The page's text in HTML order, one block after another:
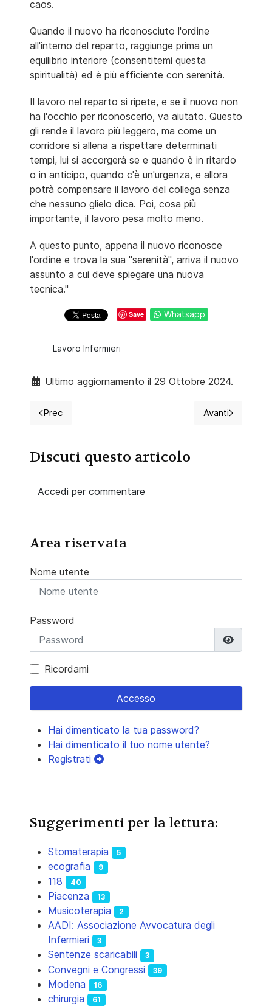
caos.
Quando il nuovo ha riconosciuto l'ordine
all'interno del reparto, raggiunge prima un
equilibrio interiore (consentitemi questa
spiritualità) ed è più efficiente con serenità.
Il lavoro nel reparto si ripete, e se il nuovo non
ha l'occhio per riconoscerlo, va aiutato. Questo
gli rende il lavoro più leggero, ma come un
corridore si allena a rispettare determinati
tempi, lui si accorgerà se e quando è in ritardo
o in anticipo, quando c'è un'urgenza, e allora
potrà compensare il lavoro del collega senza
che nessuno glielo dica. Poi, cosa più
importante, il lavoro pesa molto meno.
A questo punto, appena il nuovo riconosce
l'ordine e trova la sua "serenità", arriva il nuovo
assunto a cui deve spiegare una nuova
tecnica."
Save Whatsapp
Lavoro Infermieri
Ultimo aggiornamento il 29 Ottobre 2024.
Articolo precedente: Movimentazione manuale dei
Prec Articolo
Avanti
Discuti questo articolo
Accedi per commentare
Area riservata
Nome utente
Password
Ricordami
Accesso
Hai dimenticato la tua password?
Hai dimenticato il tuo nome utente?
Registrati
Suggerimenti per la lettura:
Stomaterapia 5
ecografia 9
118 40
Piacenza 13
Musicoterapia 2
AADI: Associazione Avvocatura degli
Infermieri
3
Sentenze scaricabili 3
Convegni e Congressi 39
Modena 16
chirurgia 61